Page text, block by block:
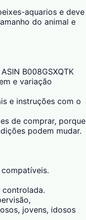
aquarios e deve
do animal e
B008GSXQTK
e variação
e instruções com o
de comprar, porque
podem mudar.
jovens, idosos